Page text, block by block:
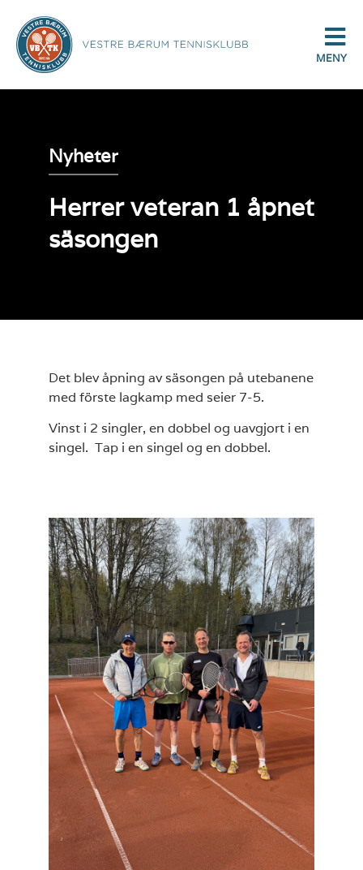
MENY
Nyheter
Herrer veteran 1 åpnet
säsongen
Det blev åpning av säsongen på utebanene
med förste lagkamp med seier 7-5.
Vinst i 2 singler, en dobbel og uavgjort i en
singel. Tap i en singel og en dobbel.